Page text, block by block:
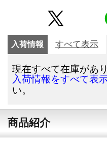
入荷情報 すべて表示
現在すべて在庫があり
入荷情報をすべて表
い。
商品紹介